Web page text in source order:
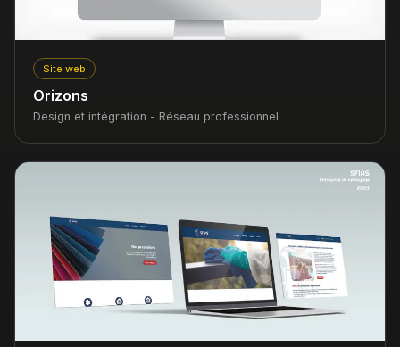
Site web
Orizons
Design et intégration - Réseau professionnel